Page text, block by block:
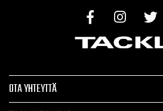
OTA YHTEYTTÄ